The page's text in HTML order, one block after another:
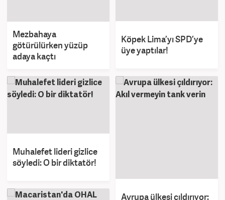
Mezbahaya
götürülürken yüzüp
adaya kaçtı
Köpek Lima’yı SPD’ye
üye yaptılar!
Muhalefet lideri gizlice
söyledi: O bir diktatör!
Avrupa ülkesi çıldırıyor: